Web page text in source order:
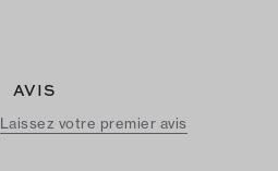
AVIS
Laissez votre premier avis